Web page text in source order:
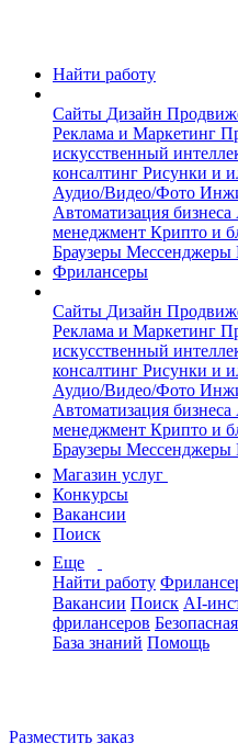
Найти работу
Сайты Дизайн
Реклама и Маркетинг
искусственный
консалтинг Рисунки и
Аудио/Видео/Фото
Автоматизация бизнеса
менеджмент Крипто и
Браузеры Мессенджеры
Фрилансеры
Сайты Дизайн
Реклама и Маркетинг
искусственный
консалтинг Рисунки и
Аудио/Видео/Фото
Автоматизация бизнеса
менеджмент Крипто и
Браузеры Мессенджеры
Магазин услуг
Конкурсы
Вакансии
Поиск
Еще
Найти работу
Вакансии Поиск AI-
фрилансеров
База знаний Помощь
Разместить заказ